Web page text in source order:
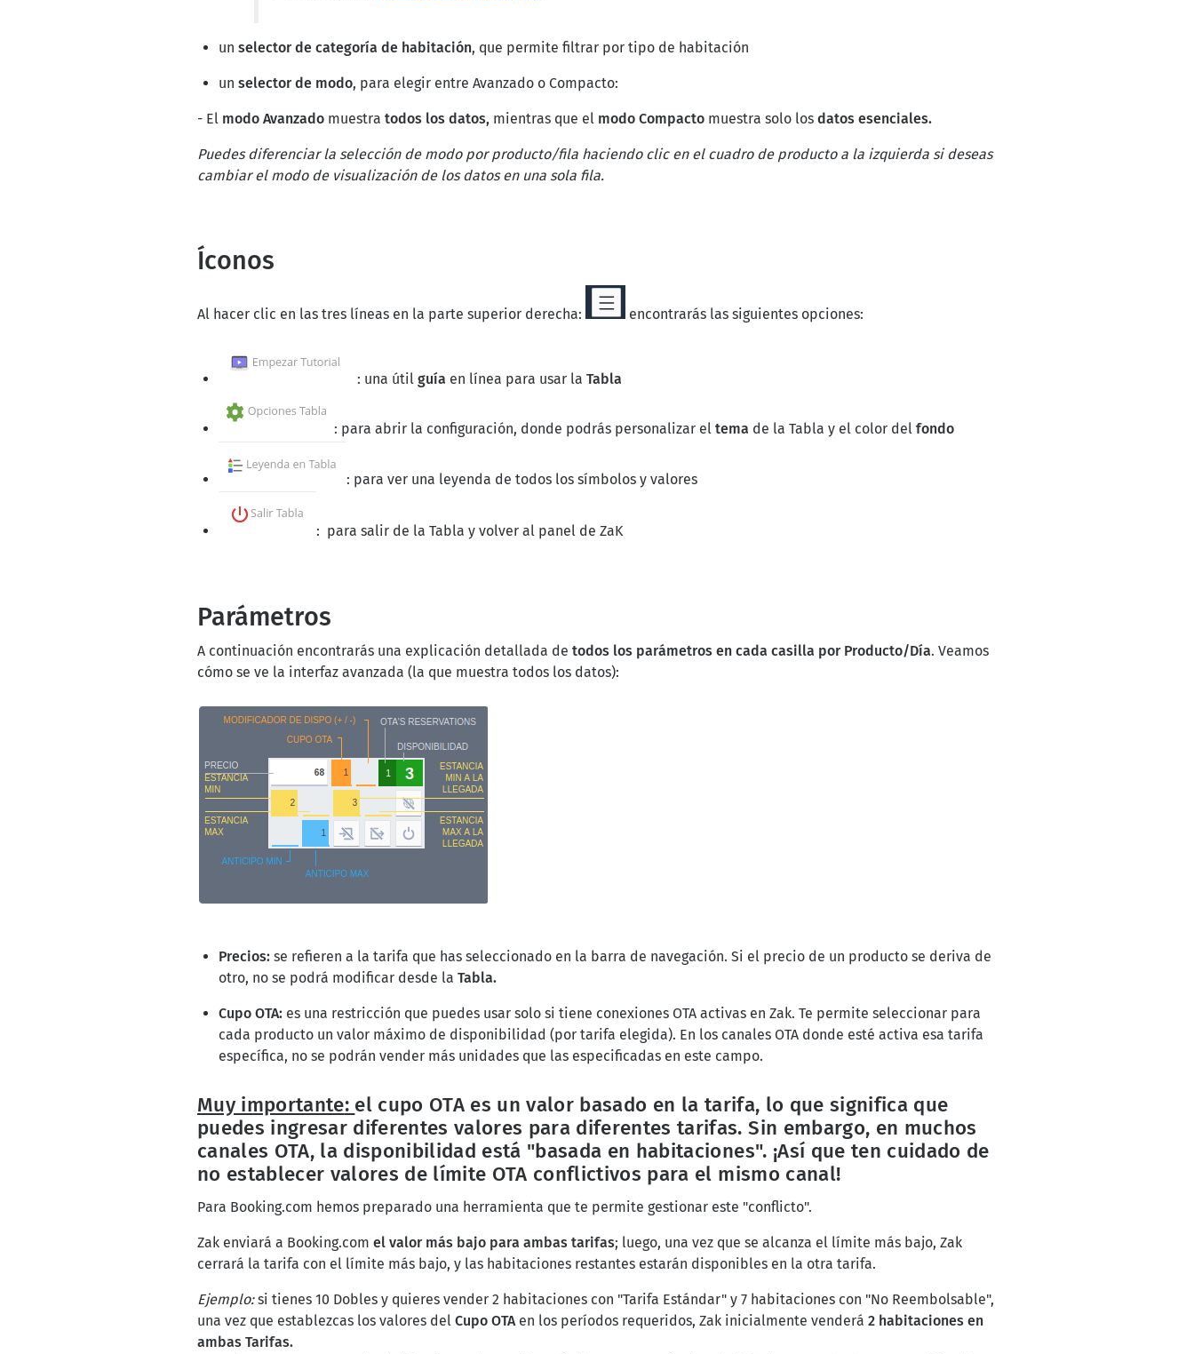
un selector de categoría de habitación, que permite filtrar por tipo de habitación
un selector de modo, para elegir entre Avanzado o Compacto:
- El modo Avanzado muestra todos los datos, mientras que el modo Compacto muestra solo los datos esenciales.
Puedes diferenciar la selección de modo por producto/fila haciendo clic en el cuadro de producto a la izquierda si deseas
cambiar el modo de visualización de los datos en una sola fila.
Íconos
Al hacer clic en las tres líneas en la parte superior derecha: encontrarás las siguientes opciones:
: una útil guía en línea para usar la Tabla
: para abrir la configuración, donde podrás personalizar el tema de la Tabla y el color del fondo
: para ver una leyenda de todos los símbolos y valores
: para salir de la Tabla y volver al panel de ZaK
Parámetros
A continuación encontrarás una explicación detallada de todos los parámetros en cada casilla por Producto/Día. Veamos
cómo se ve la interfaz avanzada (la que muestra todos los datos):
Precios: se refieren a la tarifa que has seleccionado en la barra de navegación. Si el precio de un producto se deriva de
otro, no se podrá modificar desde la Tabla.
Cupo OTA: es una restricción que puedes usar solo si tiene conexiones OTA activas en Zak. Te permite seleccionar para
cada producto un valor máximo de disponibilidad (por tarifa elegida). En los canales OTA donde esté activa esa tarifa
específica, no se podrán vender más unidades que las especificadas en este campo.
Muy importante: el cupo OTA es unvalor basado en la tarifa, lo que significa que
puedes ingresar diferentes valores para diferentes tarifas. Sin embargo, en muchos
canales OTA, la disponibilidad está "basada en habitaciones". ¡Así que ten cuidado de
no establecer valores de límite OTA conflictivos para el mismo canal!
Para Booking.com hemos preparado una herramienta que te permite gestionar este "conflicto".
Zak enviará a Booking.com el valor más bajo para ambas tarifas; luego, una vez que se alcanza el límite más bajo, Zak
cerrará la tarifa con el límite más bajo, y las habitaciones restantes estarán disponibles en la otra tarifa.
Ejemplo:si tienes 10 Dobles y quieres vender 2 habitaciones con "Tarifa Estándar" y 7 habitaciones con "No Reembolsable",
una vez que establezcas los valores del Cupo OTAen los períodos requeridos, Zak inicialmente venderá 2 habitaciones en
ambas Tarifas.